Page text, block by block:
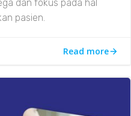
dan fokus pada hal
pasien.
Read more